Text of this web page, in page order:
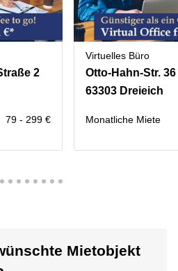
2
79 - 299 €
Virtuelles Büro
Otto-Hahn-Str. 36
63303 Dreieich
Monatliche Miete
Mietobjekt